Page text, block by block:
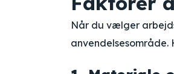
Når du vælger